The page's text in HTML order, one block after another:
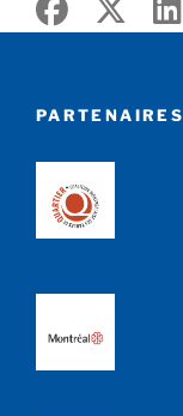
PARTENAIRES